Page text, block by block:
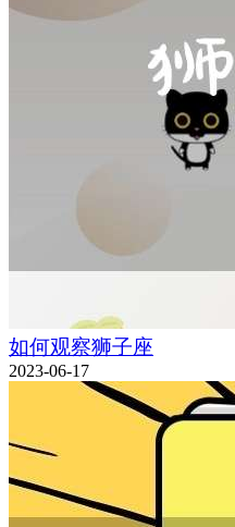
如何观察狮子座
2023-06-17